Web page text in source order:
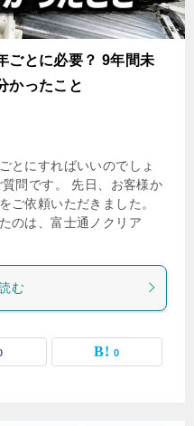
ごとに必要？ 9年間未
かったこと
とにすればいいのでしょ
問です。 先日、お客様か
ご依頼いただきました。
のは、富士通ノクリア
む
0